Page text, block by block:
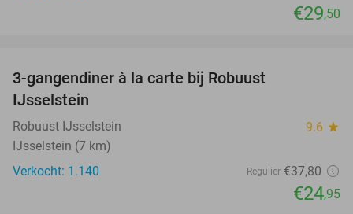
€29,50
3-gangendiner à la carte bij Robuust
IJsselstein
Robuust IJsselstein 9.6 star
IJsselstein (7 km)
Verkocht: 1.140
Regulier €37,80
€24,95